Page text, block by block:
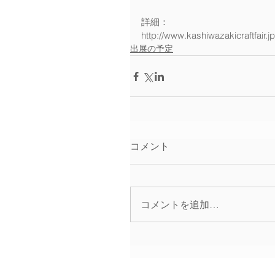
詳細：
http://
出展の予定
コメント
コメントを追加…